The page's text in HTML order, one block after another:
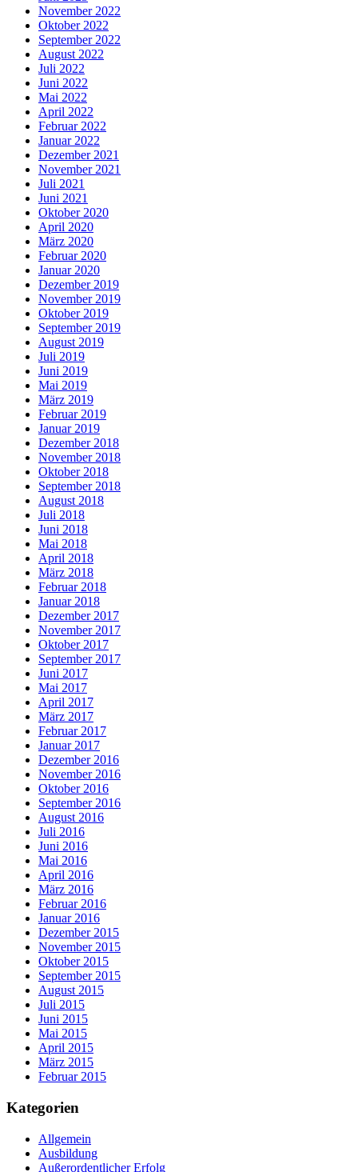
November 2022
Oktober 2022
September 2022
August 2022
Juli 2022
Juni 2022
Mai 2022
April 2022
Februar 2022
Januar 2022
Dezember 2021
November 2021
Juli 2021
Juni 2021
Oktober 2020
April 2020
März 2020
Februar 2020
Januar 2020
Dezember 2019
November 2019
Oktober 2019
September 2019
August 2019
Juli 2019
Juni 2019
Mai 2019
März 2019
Februar 2019
Januar 2019
Dezember 2018
November 2018
Oktober 2018
September 2018
August 2018
Juli 2018
Juni 2018
Mai 2018
April 2018
März 2018
Februar 2018
Januar 2018
Dezember 2017
November 2017
Oktober 2017
September 2017
Juni 2017
Mai 2017
April 2017
März 2017
Februar 2017
Januar 2017
Dezember 2016
November 2016
Oktober 2016
September 2016
August 2016
Juli 2016
Juni 2016
Mai 2016
April 2016
März 2016
Februar 2016
Januar 2016
Dezember 2015
November 2015
Oktober 2015
September 2015
August 2015
Juli 2015
Juni 2015
Mai 2015
April 2015
März 2015
Februar 2015
Kategorien
Allgemein
Ausbildung
Außerordentlicher Erfolg